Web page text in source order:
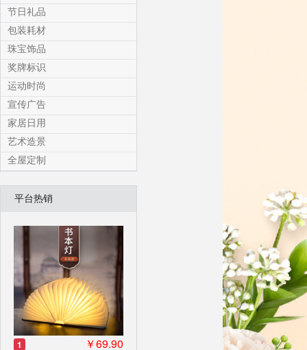
节日礼品
包装耗材
珠宝饰品
奖牌标识
运动时尚
宣传广告
家居日用
艺术造景
全屋定制
平台热销
1 ￥69.90